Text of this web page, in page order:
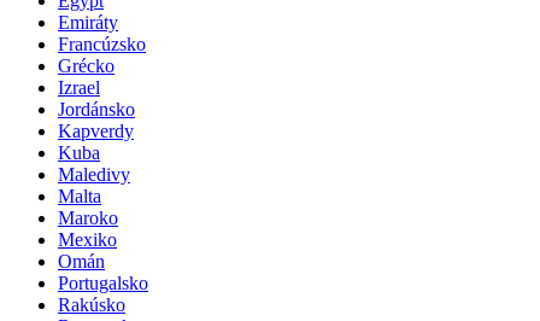
Emiráty
Francúzsko
Grécko
Izrael
Jordánsko
Kapverdy
Kuba
Maledivy
Malta
Maroko
Mexiko
Omán
Portugalsko
Rakúsko